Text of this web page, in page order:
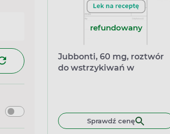
refundowany
Jubbonti, 60 mg, roztwór
do wstrzykiwań w
Sprawdź cenę